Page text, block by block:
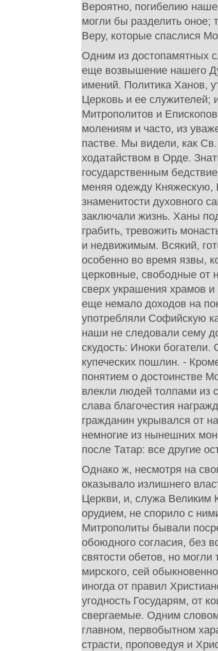
Вероятно, погибелию
могли бы разделить оное;
Веру, которые спаслися
Одним из достопамятных
еще возвышение нашего
имений. Политика Ханов,
Церковь и ее служителей;
Митрополитов и
молениям и часто, из
пастве. Мы видели, как
ходатайством в Орде.
государственным
меняя одежду Княжескую,
знаменитости духовного
заключали жизнь. Ханы
грабить, тревожить
и недвижимым. Всякий,
особенно во время язвы,
церковные, свободные от
сверх украшения храмов
еще немало доходов на
употребляли Софийскую
наши не следовали сему
скудость: Иноки
купеческих пошлин. -
понятием о достоинстве
влекли людей толпами из
слава благочестия
гражданин укрывался от
немногие из нынешних
после Татар: все другие
Однако ж, несмотря на
оказывало излишнего
Церкви, и, служа Великим
орудием, не спорило с
Митрополиты бывали
обоюдного согласия, без
святости обетов, но могли
мирского, сей
иногда от правил
угодность Государям, от
свергаемые. Одним
главном, первобытном
страсти, проповедуя и